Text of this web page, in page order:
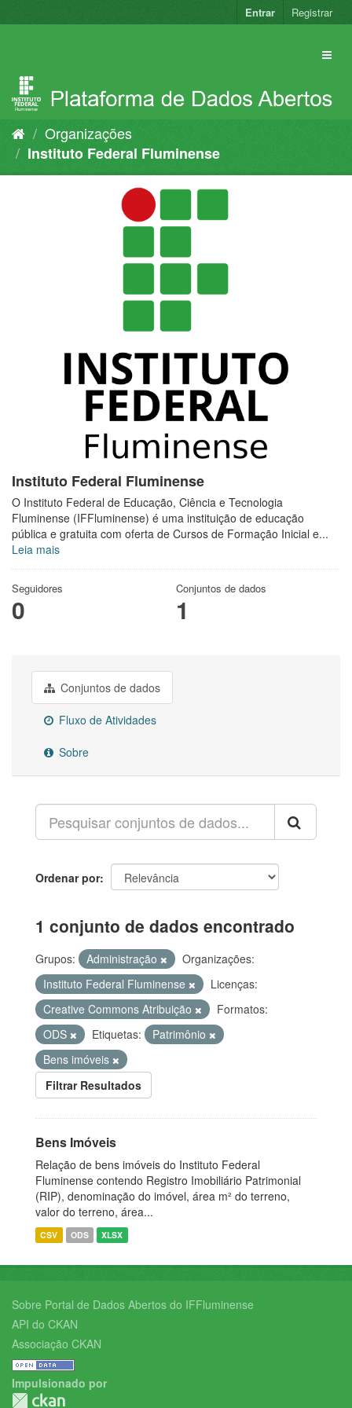
para
Entrar Registrar
Organizações
Instituto Federal Fluminense
Instituto Federal Fluminense
O Instituto Federal de Educação, Ciência e Tecnologia
Fluminense (IFFluminense) é uma instituição de educação
pública e gratuita com oferta de Cursos de Formação Inicial e...
Leia mais
Seguidores
0
Conjuntos de dados
1
Conjuntos de dados
Fluxo de Atividades
Sobre
Ordenar por
1 conjunto de dados encontrado
Grupos: Administração
Organizações:
Instituto Federal Fluminense
Licenças:
Creative Commons Atribuição
Formatos:
ODS
Etiquetas:
Patrimônio
Bens imóveis
Filtrar Resultados
Bens Imóveis
Relação de bens imóveis do Instituto Federal
Fluminense contendo Registro Imobiliário Patrimonial
(RIP), denominação do imóvel, área m² do terreno,
valor do terreno, área...
CSV ODS XLSX
Sobre Portal de Dados Abertos do IFFluminense
API do CKAN
Associação CKAN
Impulsionado por